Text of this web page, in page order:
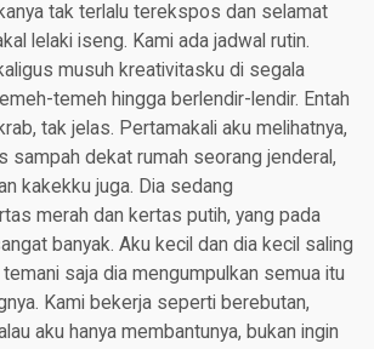
tak terlalu terekspos dan selamat
lelaki iseng. Kami ada jadwal rutin.
musuh kreativitasku di segala
temeh hingga berlendir-lendir. Entah
tak jelas. Pertamakali aku melihatnya,
sampah dekat rumah seorang jenderal,
kakekku juga. Dia sedang
merah dan kertas putih, yang pada
banyak. Aku kecil dan dia kecil saling
temani saja dia mengumpulkan semua itu
Kami bekerja seperti berebutan,
aku hanya membantunya, bukan ingin